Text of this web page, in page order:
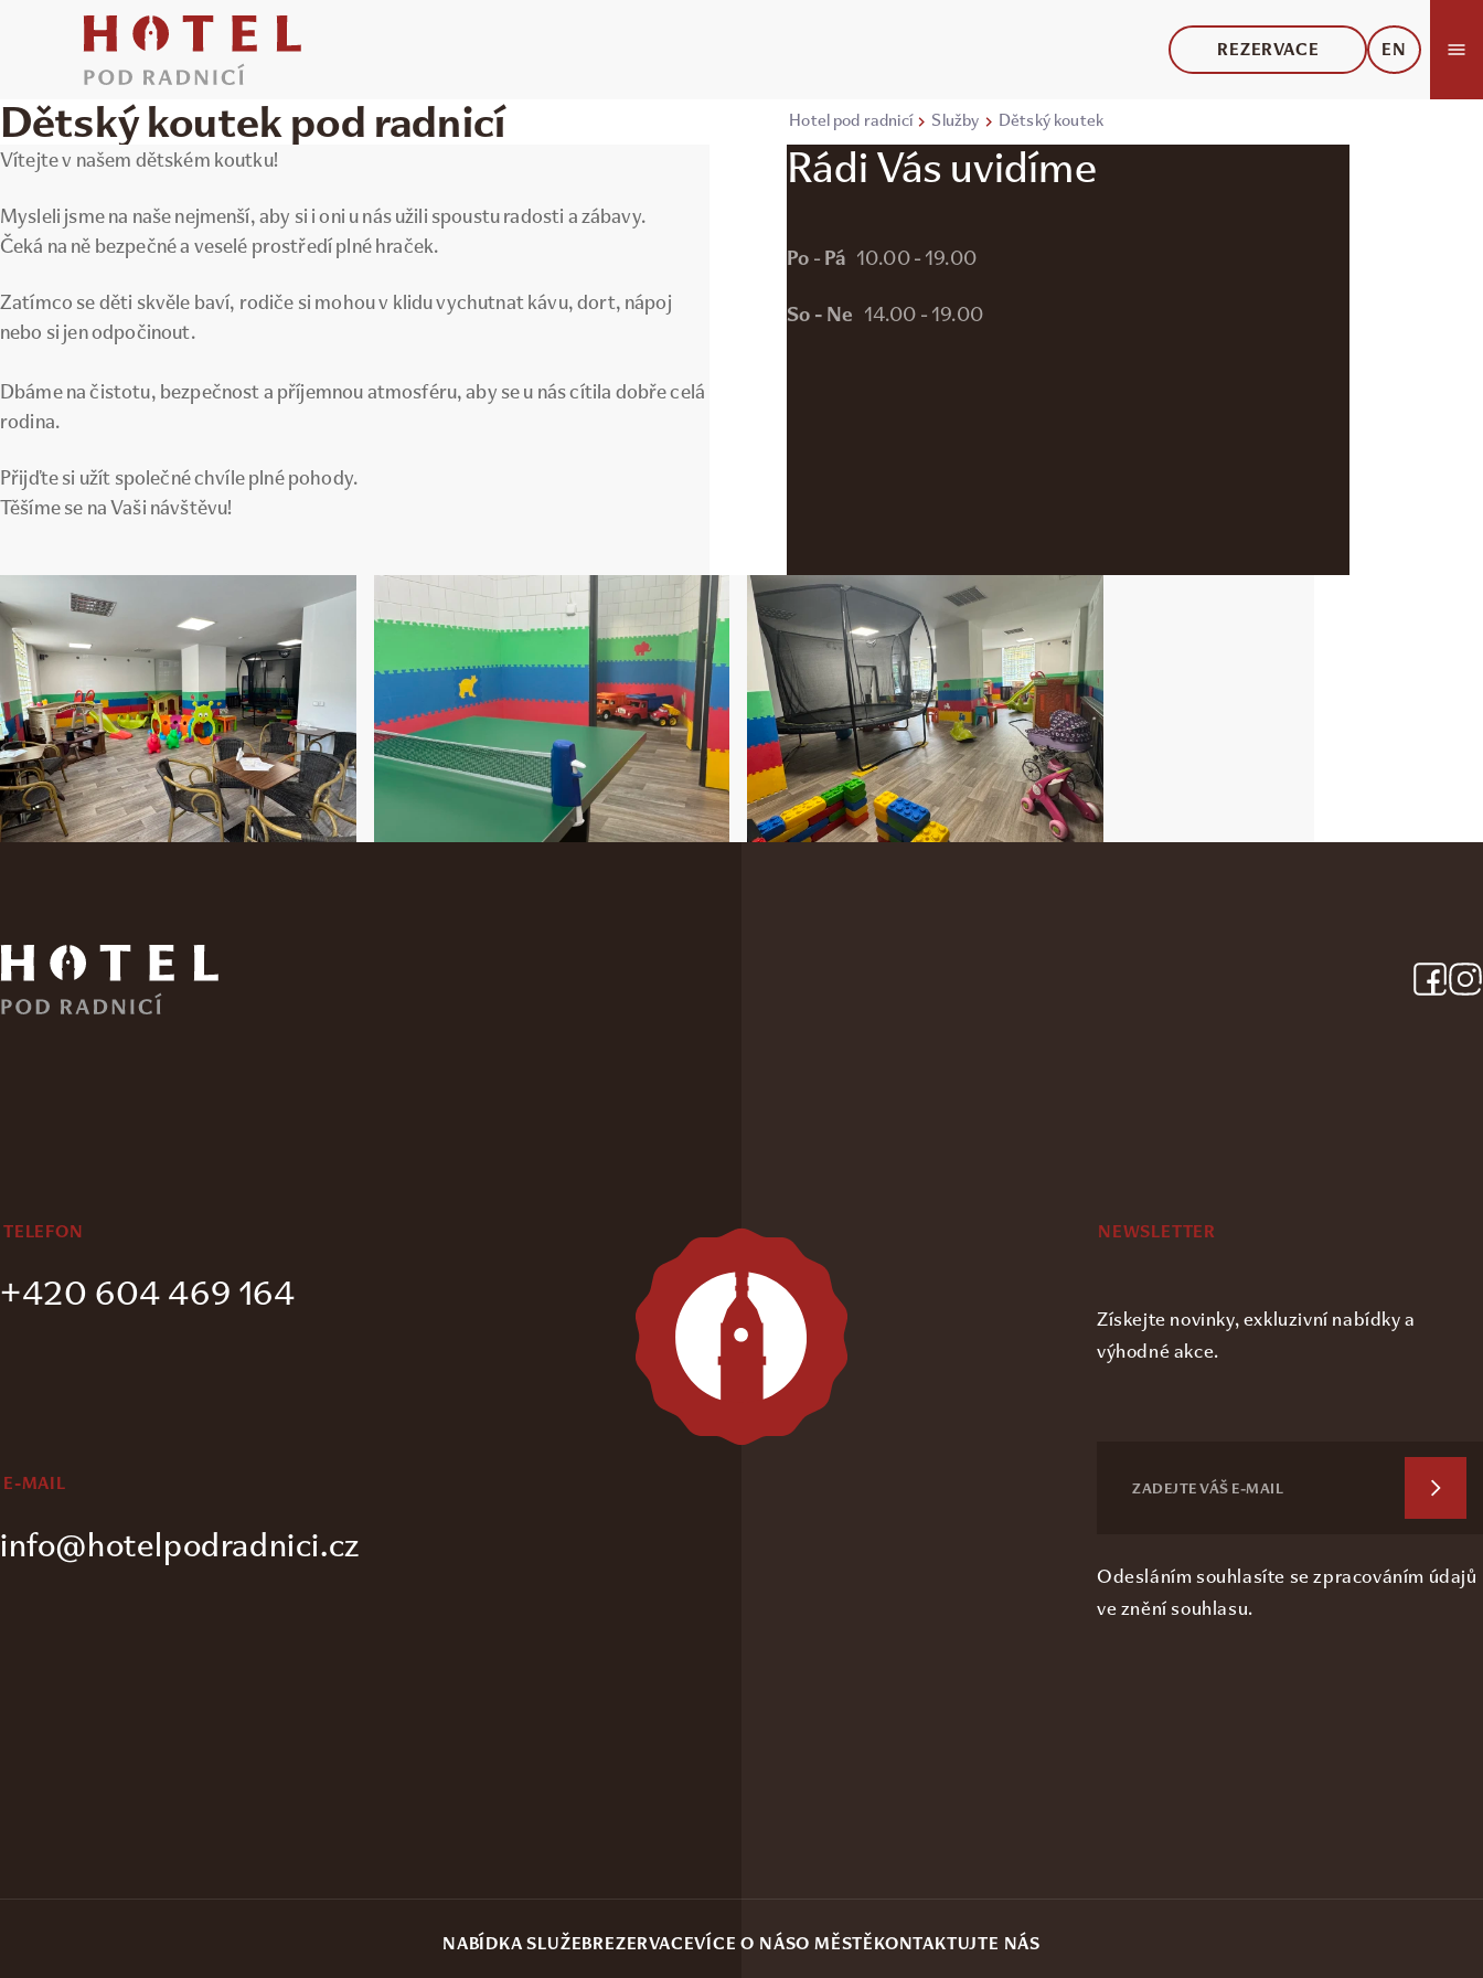
REZERVACE EN
Dětský koutek pod radnicí Hotel pod radnicí Služby Dětský koutek
Vítejte v našem dětském koutku!
Mysleli jsme na naše nejmenší, aby si i oni u nás užili spoustu radosti a zábavy.
Čeká na ně bezpečné a veselé prostředí plné hraček.
Zatímco se děti skvěle baví, rodiče si mohou v klidu vychutnat kávu, dort, nápoj
nebo si jen odpočinout.
Dbáme na čistotu, bezpečnost a příjemnou atmosféru, aby se u nás cítila dobře celá
rodina.
Přijďte si užít společné chvíle plné pohody.
Těšíme se na Vaši návštěvu!
Rádi Vás uvidíme
Po - Pá 10.00 - 19.00
So - Ne 14.00 - 19.00
TELEFON
+420 604 469 164
E-MAIL
info@hotelpodradnici.cz
NEWSLETTER
Získejte novinky, exkluzivní nabídky a
výhodné akce.
Odesláním souhlasíte se zpracováním údajů
veznění souhlasu.
NABÍDKA SLUŽEBREZERVACEVÍCE O NÁSO MĚSTĚKONTAKTUJTE NÁS